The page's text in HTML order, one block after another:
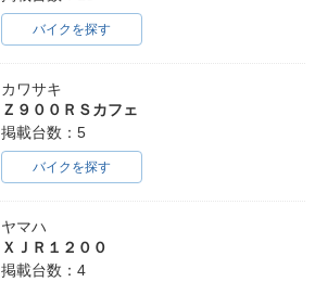
バイクを探す
カワサキ
Ｚ９００ＲＳカフェ
掲載台数：5
バイクを探す
ヤマハ
ＸＪＲ１２００
掲載台数：4